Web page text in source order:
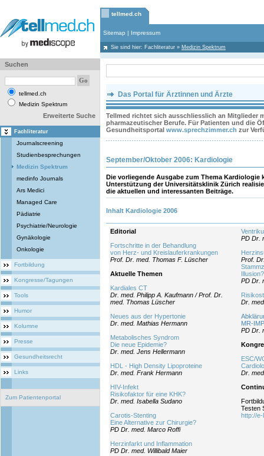
tellmed.ch
Sitemap | Impressum
Sie sind hier: Fachliteratur » Medizin Spektrum
Suchen
tellmed.ch
Medizin Spektrum
Erweiterte Suche
Fachliteratur
Journalscreening
Studienbesprechungen
Medizin Spektrum
medinfo Journals
Ars Medici
Managed Care
Pädiatrie
Psychiatrie/Neurologie
Gynäkologie
Onkologie
Fortbildung
Kongresse/Tagungen
Tools
Humor
Kolumne
Presse
Gesundheitsrecht
Links
Zum Patientenportal
Das Portal für Ärztinnen und Ärzte
Tellmed richtet sich ausschliesslich an Mitglieder
pharmazeutischer Berufe. Für Patienten und die
Gesundheitsportal www.sprechzimmer.ch zur
September/Oktober 2006: Kardiologie
Die vorliegende Ausgabe zum Thema Kardiologie
Unterstützung der Universitätsklinik Zürich
die aktuellen und interessanten Beiträge.
Inhalt Kardiologie 2006
Editorial
Fortschritte in der Behandlung
von Herz- und Kreislauferkrankungen
Prof. Dr. med. Thomas F. Lüscher
Aktuelle Themen
Kardiales CT
Dr. med. Philipp A. Kaufmann / Prof. Dr.
med. Thomas Lüscher
Neues aus der Hypertonie
Dr. med. Mathias Hermann
Metabolisches Syndrom
Die neue Epidemie?
Dr. med. Jens Hellermann
HDL - High Density Lipoproteine
Dr. med. Frank Hermann
HIV-Infekt
Risikofaktor für eine KHK?
Dr. med. Isabella Sudano
Carotis-Stenting
Eine Alternative zur Chirurgie?
PD Dr. med. Marco Roffi
Herzinfarkt und Inflammation
PD Dr. med. Willibald Maier
PD Dr.
Prof.
Illusion?
PD Dr.
Dr.
MR-
PD Dr.
ESC/
Dr.
Testen
http://e-